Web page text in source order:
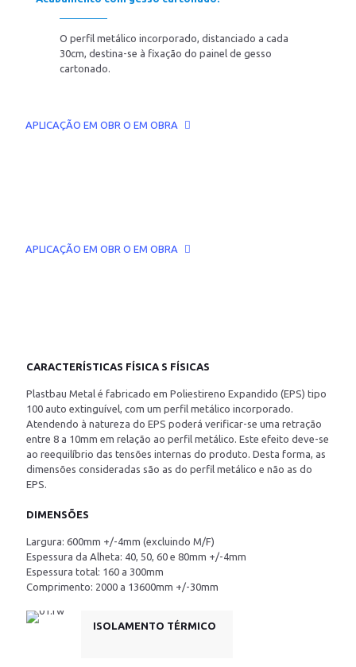
O perfil metálico incorporado, distanciado a cada
30cm, destina-se à fixação do painel de gesso
cartonado.
APLICAÇÃO EM OBR O EM OBRA
APLICAÇÃO EM OBR O EM OBRA
CARACTERÍSTICAS FÍSICA S FÍSICAS
Plastbau Metal é fabricado em Poliestireno Expandido (EPS) tipo
100 auto extinguível, com um perfil metálico incorporado.
Atendendo à natureza do EPS poderá verificar-se uma retração
entre 8 a 10mm em relação ao perfil metálico. Este efeito deve-se
ao reequilíbrio das tensões internas do produto. Desta forma, as
dimensões consideradas são as do perfil metálico e não as do
EPS.
DIMENSÕES
Largura: 600mm +/-4mm (excluindo M/F)
Espessura da Alheta: 40, 50, 60 e 80mm +/-4mm
Espessura total: 160 a 300mm
Comprimento: 2000 a 13600mm +/-30mm
ISOLAMENTO TÉRMICO